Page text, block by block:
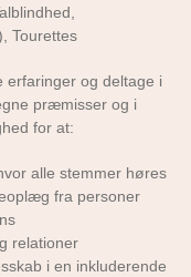
Tourettes
erfaringer og deltage i
præmisser og i
for at:
alle stemmer høres
fra personer
relationer
i en inkluderende